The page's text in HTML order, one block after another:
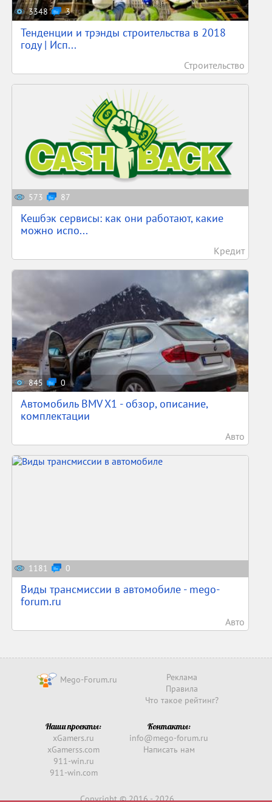
3348 3
Тенденции и трэнды строительства в 2018
году | Исп...
Строительство
573 87
Кешбэк сервисы: как они работают, какие
можно испо...
Кредит
845 0
Автомобиль BMV X1 - обзор, описание,
комплектации
Авто
1181 0
Виды трансмиссии в автомобиле - mego-
forum.ru
Авто
Mego-Forum.ru
Реклама
Правила
Что такое рейтинг?
Наши проекты:
xGamers.ru
xGamerss.com
911-win.ru
911-win.com
Контакты:
info@mego-forum.ru
Написать нам
Copyright © 2016 -2026